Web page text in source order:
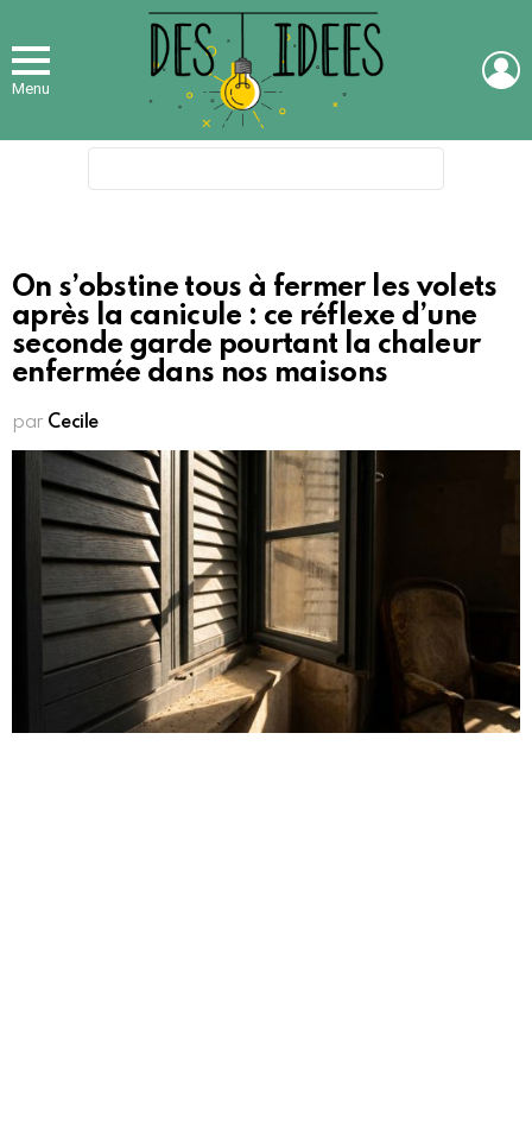
Menu
On s’obstine tous à fermer les volets
après la canicule : ce réflexe d’une
seconde garde pourtant la chaleur
enfermée dans nos maisons
par Cecile